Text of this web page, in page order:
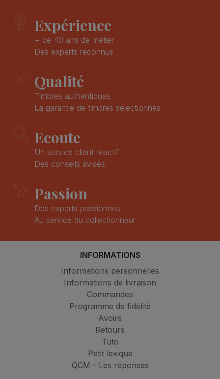
Expérience
+ de 40 ans de métier
Des experts reconnus
Qualité
Timbres authentiques
La garantie de timbres sélectionnés
Ecoute
Un service client réactif
Des conseils avisés
Passion
Des experts passionnés
Au service du collectionneur
INFORMATIONS
Informations personnelles
Informations de livraison
Commandes
Programme de fidélité
Avoirs
Retours
Tuto
Petit lexique
QCM - Les réponses